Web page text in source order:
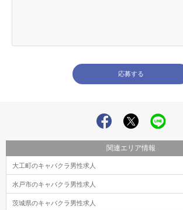
関連エリア情報
大工町のキャバクラ男性求人
水戸市のキャバクラ男性求人
茨城県のキャバクラ男性求人